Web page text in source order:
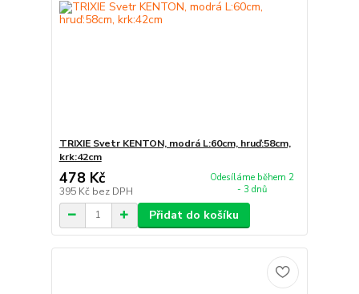
TRIXIE Svetr KENTON, modrá L:60cm, hruď:58cm,
krk:42cm
478 Kč
395 Kč bez DPH
Odesíláme během 2
- 3 dnů
Přidat do košíku